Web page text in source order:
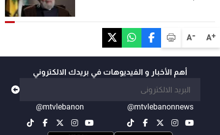
A+
A-
أهم الأخبار و الفيديوهات في بريدك الالكتروني
@mtvlebanonnews
@mtvlebanon